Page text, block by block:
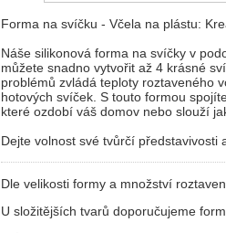
Forma na svíčku - Včela na plástu:
Náše silikonová forma na svíčky v
můžete snadno vytvořit až 4 krásné
problémů zvládá teploty roztaveného
hotových svíček. S touto formou
které ozdobí váš domov nebo slouží
Dejte volnost své tvůrčí
Dle velikosti formy a množství
U složitějších tvarů doporučujeme